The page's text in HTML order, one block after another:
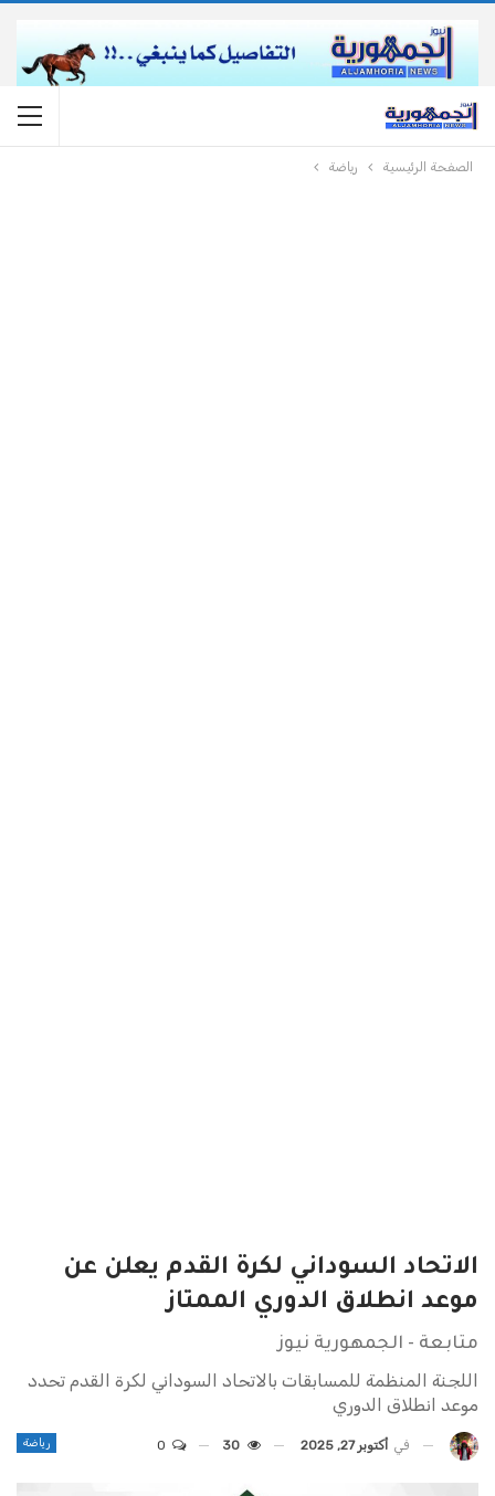
الصفحة الرئيسية رياضة
الاتحاد السوداني لكرة القدم يعلن عن
موعد انطلاق الدوري الممتاز
متابعة - الجمهورية نيوز
اللجنة المنظمة للمسابقات بالاتحاد السوداني لكرة القدم تحدد
موعد انطلاق الدوري
رياضة في أكتوبر 27, 2025 30